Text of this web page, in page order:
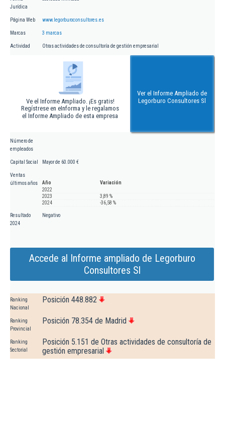
Jurídica
Página Web www.legorburoconsultores.es
Marcas 3 marcas
Actividad Otras actividades de consultoría de gestión empresarial
Ve el Informe Ampliado. ¡Es gratis!
Regístrese en eInforma y le regalamos
el Informe Ampliado de esta empresa
Ver el Informe Ampliado de
Legorburo Consultores Sl
Número de
empleados
Capital Social Mayor de 60.000 €
Ventas
últimos años
Año
Variación
2022
2023
3,89 %
2024
-36,58 %
Resultado
2024
Negativo
Accede al Informe ampliado de Legorburo
Consultores Sl
Ranking
Nacional
Posición 448.882
Ranking
Provincial
Posición 78.354 de Madrid
Ranking
Sectorial
Posición 5.151 de Otras actividades de consultoría de
gestión empresarial